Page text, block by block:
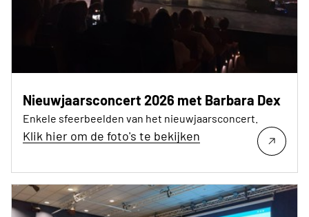
Nieuwjaarsconcert 2026 met Barbara Dex
Enkele sfeerbeelden van het nieuwjaarsconcert.
Klik hier om de foto's te bekijken